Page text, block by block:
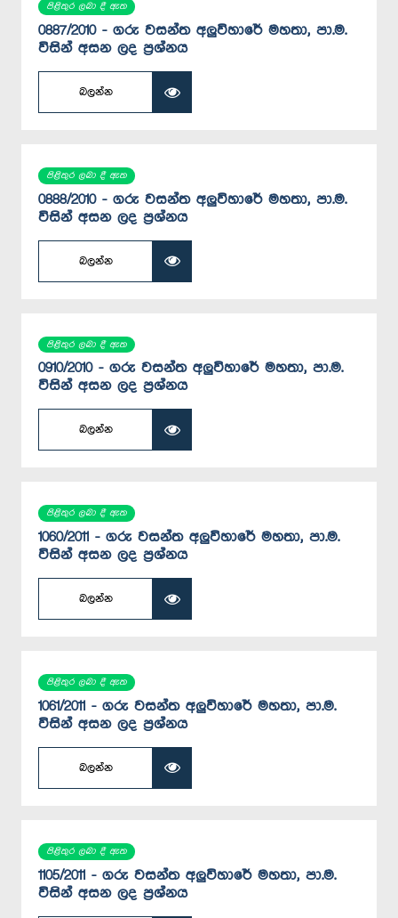
පිළිතුර ලබා දී ඇත
0887/2010 - ගරු වසන්ත අලුවිහාරේ මහතා, පා.ම.
විසින් අසන ලද ප්‍රශ්නය
බලන්න
පිළිතුර ලබා දී ඇත
0888/2010 - ගරු වසන්ත අලුවිහාරේ මහතා, පා.ම.
විසින් අසන ලද ප්‍රශ්නය
බලන්න
පිළිතුර ලබා දී ඇත
0910/2010 - ගරු වසන්ත අලුවිහාරේ මහතා, පා.ම.
විසින් අසන ලද ප්‍රශ්නය
බලන්න
පිළිතුර ලබා දී ඇත
1060/2011 - ගරු වසන්ත අලුවිහාරේ මහතා, පා.ම.
විසින් අසන ලද ප්‍රශ්නය
බලන්න
පිළිතුර ලබා දී ඇත
1061/2011 - ගරු වසන්ත අලුවිහාරේ මහතා, පා.ම.
විසින් අසන ලද ප්‍රශ්නය
බලන්න
පිළිතුර ලබා දී ඇත
1105/2011 - ගරු වසන්ත අලුවිහාරේ මහතා, පා.ම.
විසින් අසන ලද ප්‍රශ්නය